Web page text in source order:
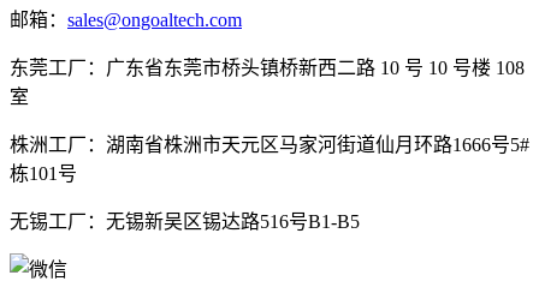
邮箱： sales@ongoaltech.com
东莞工厂：广东省东莞市桥头镇桥新西二路 10 号 10 号楼 108
室
株洲工厂：湖南省株洲市天元区马家河街道仙月环路1666号5#
栋101号
无锡工厂：无锡新吴区锡达路516号B1-B5